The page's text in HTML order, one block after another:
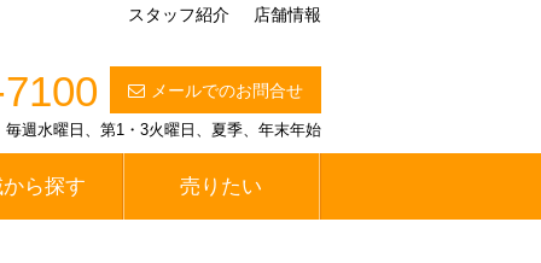
スタッフ紹介 店舗情報
メールでのお問合せ
毎週水曜日、第1・3火曜日、夏季、年末年始
ら探す 売りたい